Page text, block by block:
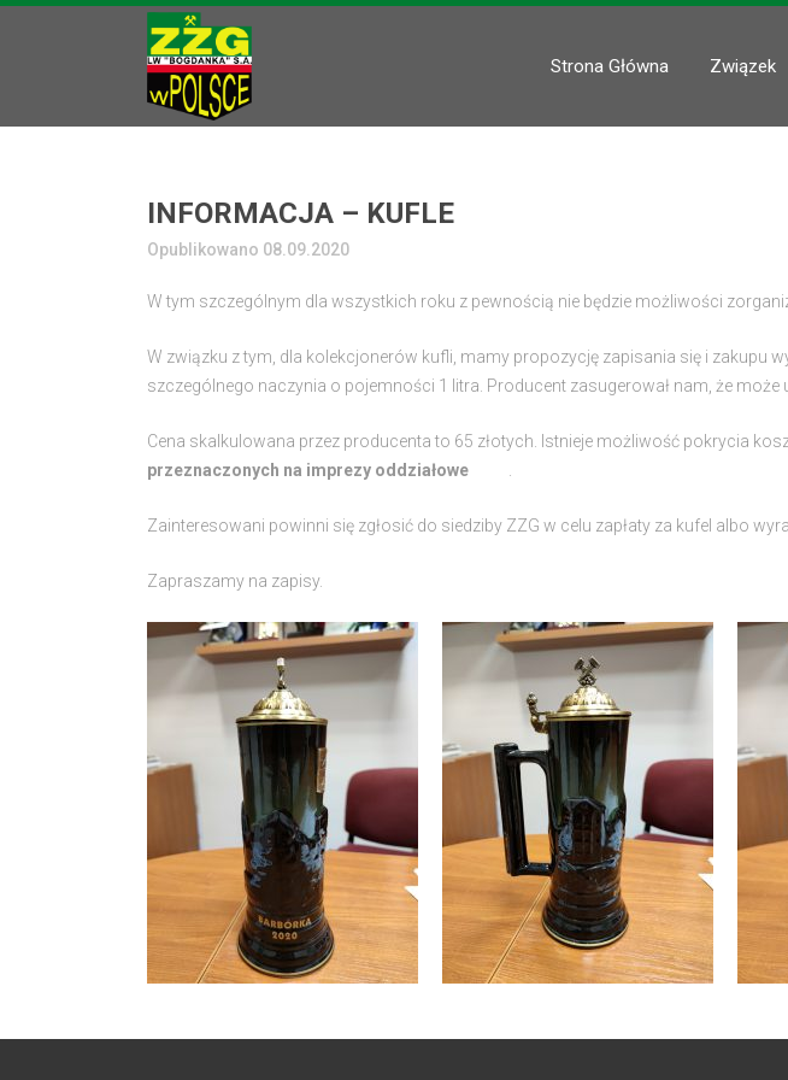
Strona Główna Związek
INFORMACJA – KUFLE
Opublikowano 08.09.2020
W tym szczególnym dla wszystkich roku z pewnością nie będzie możliwości
W związku z tym, dla kolekcjonerów kufli, mamy propozycję zapisania się i zakupu
szczególnego naczynia o pojemności 1 litra. Producent zasugerował nam, że
Cena skalkulowana przez producenta to 65 złotych. Istnieje możliwość pokrycia
przeznaczonych na imprezy oddziałowe
Zainteresowani powinni się zgłosić do siedziby ZZG w celu zapłaty za kufel albo
Zapraszamy na zapisy.